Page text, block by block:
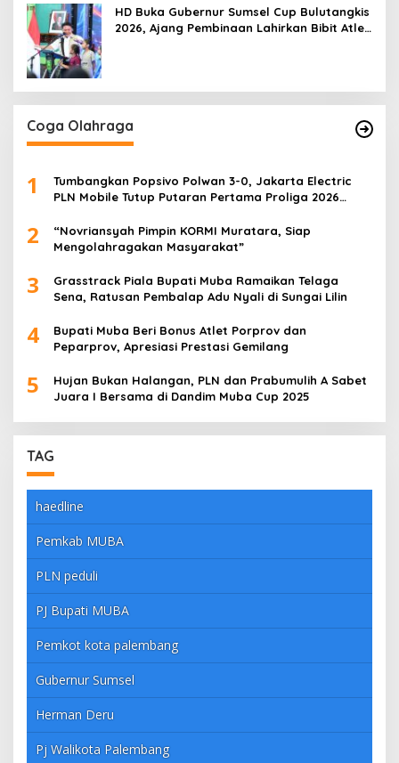
HD Buka Gubernur Sumsel Cup Bulutangkis
2026, Ajang Pembinaan Lahirkan Bibit Atlet
Coga Olahraga
1
Tumbangkan Popsivo Polwan 3-0, Jakarta Electric
PLN Mobile Tutup Putaran Pertama Proliga 2026
2
“Novriansyah Pimpin KORMI Muratara, Siap
Mengolahragakan Masyarakat”
3
Grasstrack Piala Bupati Muba Ramaikan Telaga
Sena, Ratusan Pembalap Adu Nyali di Sungai Lilin
4
Bupati Muba Beri Bonus Atlet Porprov dan
Peparprov, Apresiasi Prestasi Gemilang
5
Hujan Bukan Halangan, PLN dan Prabumulih A Sabet
Juara I Bersama di Dandim Muba Cup 2025
TAG
haedline
Pemkab MUBA
PLN peduli
PJ Bupati MUBA
Pemkot kota palembang
Gubernur Sumsel
Herman Deru
Pj Walikota Palembang